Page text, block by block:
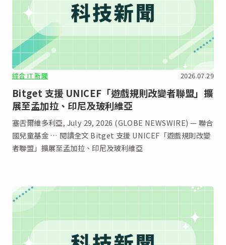
綜合 IT 新聞 2026.07.29
Bitget 支援 UNICEF「遊戲規則改變者聯盟」擴
展至孟加拉、印尼及玻利維亞
塞舌爾維多利亞, July 29, 2026 (GLOBE NEWSWIRE) — 聯合
國兒童基金 … 閱讀全文 Bitget 支援 UNICEF「遊戲規則改變
者聯盟」擴展至孟加拉、印尼及玻利維亞